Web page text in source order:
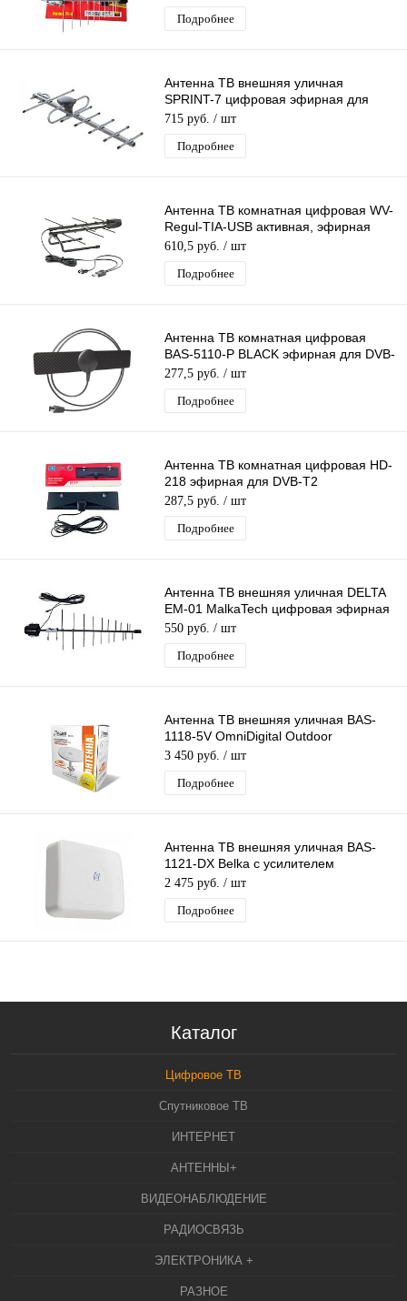
Подробнее
Антенна ТВ внешняя уличная
SPRINT-7 цифровая эфирная для
DVB-T2 телевидения Рэмо BAS-1156-
Р
715 руб. / шт
Подробнее
Антенна ТВ комнатная цифровая WV-
Regul-ТIA-USB активная, эфирная
для DVB-T2 телевидения
610,5 руб. / шт
Подробнее
Антенна ТВ комнатная цифровая
BAS-5110-P BLACK эфирная для DVB-
T2 телевидения (в пакете) Рэмо
277,5 руб. / шт
Подробнее
Антенна ТВ комнатная цифровая НD-
218 эфирная для DVB-T2
телевидения
287,5 руб. / шт
Подробнее
Антенна ТВ внешняя уличная DELTA
EM-01 MalkaTech цифровая эфирная
для DVB-T2 ТВ наружная
550 руб. / шт
Подробнее
Антенна ТВ внешняя уличная BAS-
1118-5V OmniDigital Outdoor
цифровая эфирная для DVB-T2 ТВ
Рэмо
3 450 руб. / шт
Подробнее
Антенна ТВ внешняя уличная BAS-
1121-DX Belka с усилителем
цифровая эфирная для DVB-T2 ТВ
наружная
2 475 руб. / шт
Подробнее
Каталог
Цифровое ТВ
Спутниковое ТВ
ИНТЕРНЕТ
АНТЕННЫ+
ВИДЕОНАБЛЮДЕНИЕ
РАДИОСВЯЗЬ
ЭЛЕКТРОНИКА +
РАЗНОЕ